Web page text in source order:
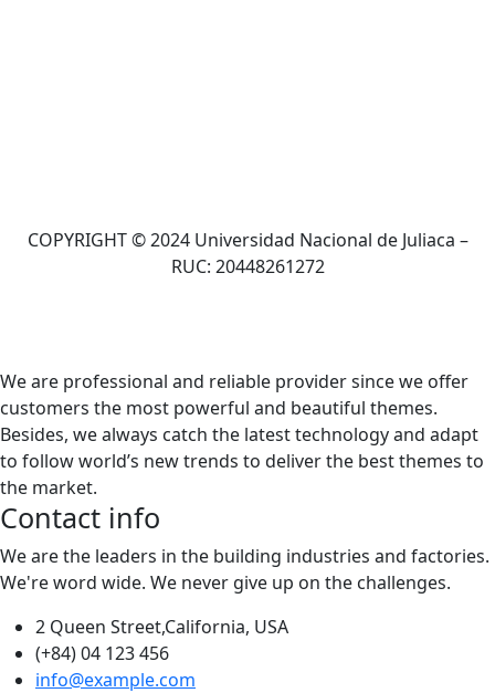
COPYRIGHT © 2024 Universidad Nacional de Juliaca –
RUC: 20448261272
We are professional and reliable provider since we offer
customers the most powerful and beautiful themes.
Besides, we always catch the latest technology and adapt
to follow world’s new trends to deliver the best themes to
the market.
Contact info
We are the leaders in the building industries and factories.
We're word wide. We never give up on the challenges.
2 Queen Street,California, USA
(+84) 04 123 456
info@example.com